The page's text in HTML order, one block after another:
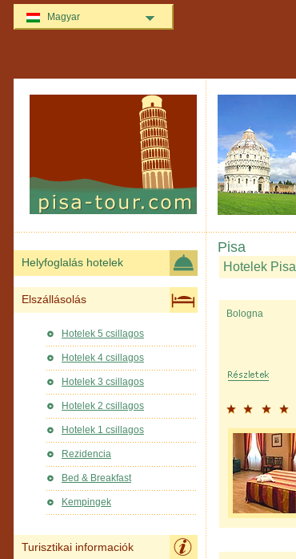
Pisa
Hotelek Pisa
Bologna
Helyfoglalás hotelek
Elszállásolás
Hotelek 5 csillagos
Hotelek 4 csillagos
Hotelek 3 csillagos
Hotelek 2 csillagos
Hotelek 1 csillagos
Rezidencia
Bed & Breakfast
Kempingek
Turisztikai informaciók
Magyar